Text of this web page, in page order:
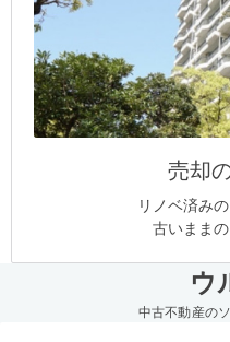
売却
リノベ済み
古いまま
ウ
中古不動産の